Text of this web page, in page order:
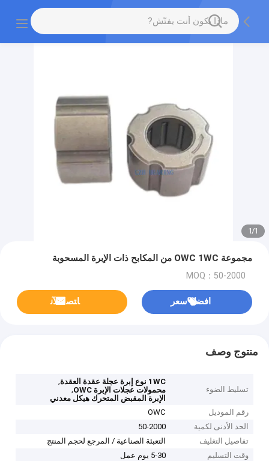
1
/
1
مجموعة OWC 1WC من المكابح ذات الإبرة المسحوبة
MOQ：50-2000
افضل سعر ﺎﺘﺼﻟ ﺍﻶﻧ
منتوج وصف
تسليط الضوء
1WC نوع إبرة عجلة عقدة العقدة
,
محمولات عجلات الإبرة OWC
,
الإبرة المقبض المتحرك هيكل معدني
رقم الموديل
OWC
الحد الأدنى لكمية
50-2000
تفاصيل التغليف
التعبئة الصناعية / المرجع لحجم المنتج
وقت التسليم
5-30 يوم عمل